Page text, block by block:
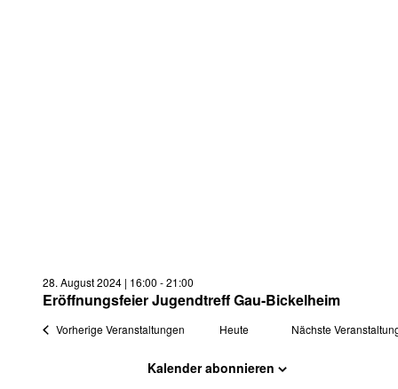
Eröffnungsfeier Jugendtreff Gau-Bickelheim
28. August 2024 | 16:00 -21:00
VorherigeVeranstaltungen Heute Nächste
Kalender abonnieren